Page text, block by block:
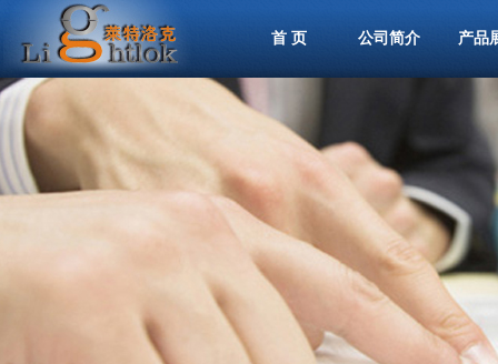
首 页 公司简介 产品